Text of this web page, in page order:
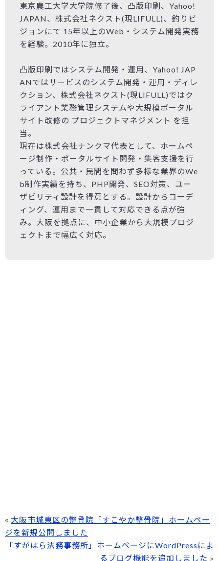
東京農工大学大学院修了後、凸版印刷、Yahoo!
JAPAN、株式会社ネクスト(現LIFULL)、釣りビ
ジョンにて 15年以上のWeb・システム開発実務
を経験。2010年に独立。
凸版印刷ではシステム開発・運用、Yahoo! JAP
ANではサービスのシステム開発・運用・ディレ
クション、株式会社ネクスト(現LIFULL)ではク
ライアント業務管理システムや大規模ポータル
サイト改修の プロジェクトマネジメント を担
当。
現在は株式会社ナンクマ代表として、ホームペ
ージ制作・ポータルサイト開発・集客支援を行
っている。公共・民間を問わず多様な業界のWe
b制作実績を持ち、PHP開発、SEO対策、ユー
ザビリティ設計を得意とする。設計からコーデ
ィング、運用まで一貫して対応できる点が強
み。大阪を拠点に、中小企業から大規模プロジ
ェクトまで幅広く対応。
« 大阪市城東区の整骨院「すこやか整骨院」ホームペー
ジを新規公開しました
「すがはら法務事務所」ホームページにWordPressによ
るブログ機能を追加しました »